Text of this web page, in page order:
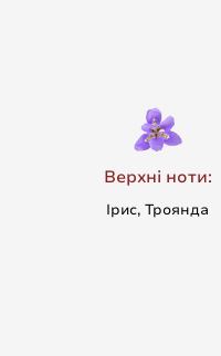
Верхні ноти:
Ірис, Троянда